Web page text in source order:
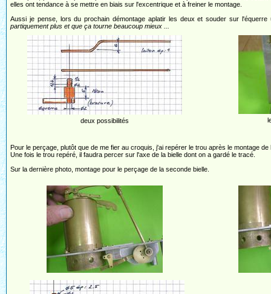
elles ont tendance à se mettre en biais sur l'excentrique et à freiner le montage.
Aussi je pense, lors du prochain démontage aplatir les deux et souder sur
partiquement plus et que ça tourne beaucoup mieux ...
deux possibilités
Pour le perçage, plutôt que de me fier au croquis, j'ai repérer le trou après le montage
Une fois le trou repéré, il faudra percer sur l'axe de la bielle dont on a gardé le tracé.
Sur la dernière photo, montage pour le perçage de la seconde bielle.